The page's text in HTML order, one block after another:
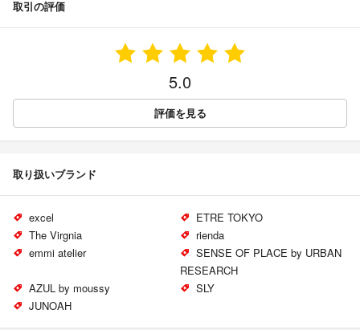
取引の評価
5.0
評価を見る
取り扱いブランド
excel
ETRE TOKYO
The Virgnia
rienda
emmi atelier
SENSE OF PLACE by URBAN
RESEARCH
AZUL by moussy
SLY
JUNOAH